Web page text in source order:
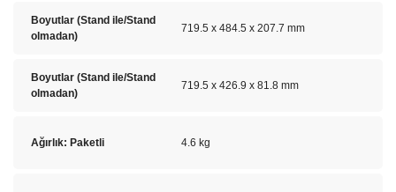
Boyutlar (Stand ile/Stand
olmadan)
719.5 x 484.5 x 207.7 mm
Boyutlar (Stand ile/Stand
olmadan)
719.5 x 426.9 x 81.8 mm
Ağırlık: Paketli 4.6 kg